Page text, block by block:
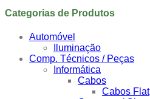
Categorias de Produtos
Automóvel
Iluminação
Comp. Técnicos / Peças
Informática
Cabos
Cabos Flat